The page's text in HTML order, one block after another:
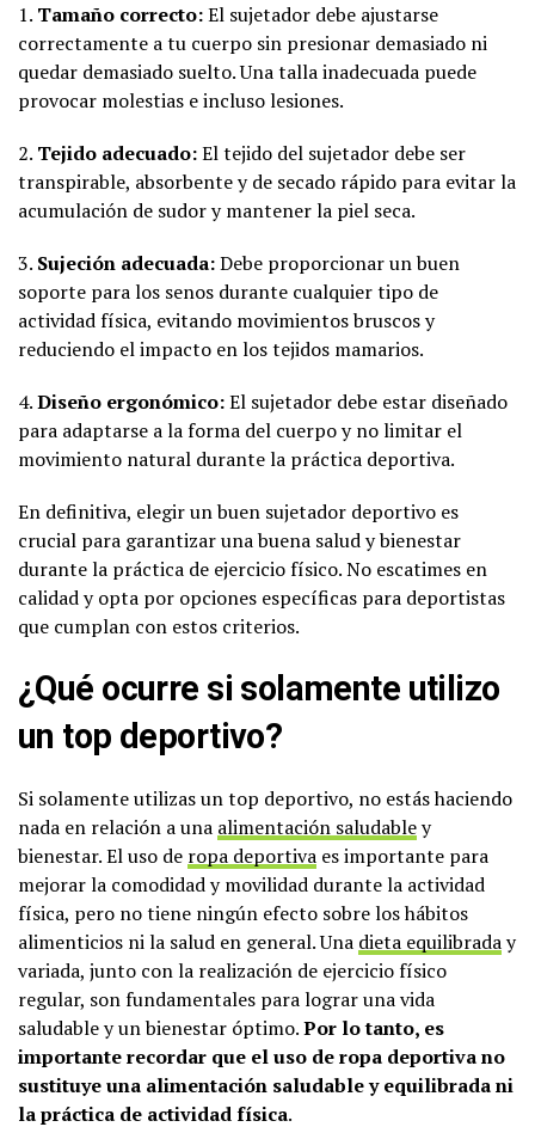
1. Tamaño correcto:El sujetador debe ajustarse
correctamente a tu cuerpo sin presionar demasiado ni
quedar demasiado suelto. Una talla inadecuada puede
provocar molestias e incluso lesiones.
2. Tejido adecuado:El tejido del sujetador debe ser
transpirable, absorbente y de secado rápido para evitar la
acumulación de sudor y mantener la piel seca.
3. Sujeción adecuada:Debe proporcionar un buen
soporte para los senos durante cualquier tipo de
actividad física, evitando movimientos bruscos y
reduciendo el impacto en los tejidos mamarios.
4.Diseño ergonómico:El sujetador debe estar diseñado
para adaptarse a la forma del cuerpo y no limitar el
movimiento natural durante la práctica deportiva.
En definitiva, elegir un buen sujetador deportivo es
crucial para garantizar una buena salud y bienestar
durante la práctica de ejercicio físico. No escatimes en
calidad y opta por opciones específicas para deportistas
que cumplan con estos criterios.
¿Qué ocurre si solamente utilizo
un top deportivo?
Si solamente utilizas un top deportivo, no estás haciendo
nada en relación a una alimentación saludabley
bienestar. El uso de ropa deportiva es importante para
mejorar la comodidad y movilidad durante la actividad
física, pero no tiene ningún efecto sobre los hábitos
alimenticios ni la salud en general. Una dieta equilibraday
variada, junto con la realización de ejercicio físico
regular, son fundamentales para lograr una vida
saludable y un bienestar óptimo.Por lo tanto, es
importante recordar que el uso de ropa deportiva no
sustituye una alimentación saludable y equilibrada ni
la práctica de actividad física.